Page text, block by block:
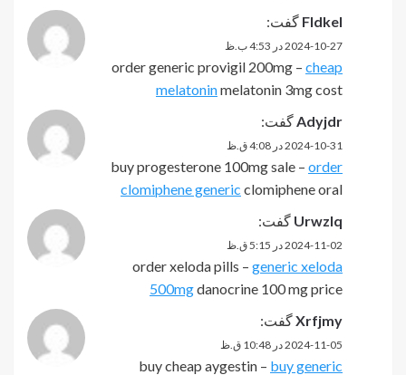
Fldkel گفت:
2024-10-27 در 4:53 ب.ظ
order generic provigil 200mg – cheap
melatoninmelatonin 3mg cost
Adyjdrگفت:
2024-10-31 در 4:08 ق.ظ
buy progesterone 100mg sale – order
clomiphene generic clomiphene oral
Urwzlq گفت:
2024-11-02 در 5:15 ق.ظ
order xeloda pills – generic xeloda
500mgdanocrine 100 mg price
Xrfjmyگفت:
2024-11-05 در 10:48 ق.ظ
buy cheap aygestin – buy generic